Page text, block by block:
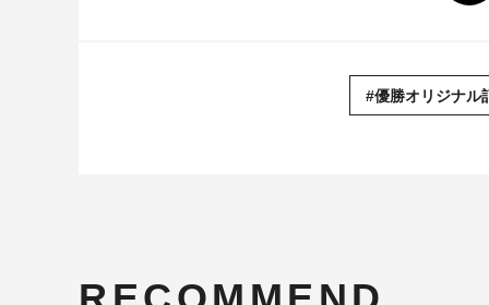
#優勝オリジナル